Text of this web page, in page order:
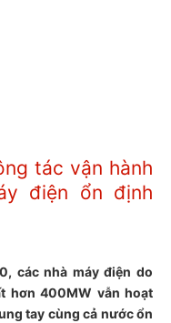
tác vận hành
điện ổn định
các nhà máy điện do
hơn 400MW vẫn hoạt
tay cùng cả nước ổn